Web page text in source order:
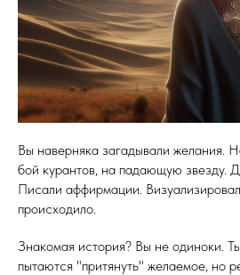
Вы наверняка загадывали желания.
бой курантов, на падающую звезду.
Писали аффирмации.
происходило.
Знакомая история? Вы не одиноки.
пытаются "притянуть" желаемое, но